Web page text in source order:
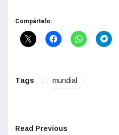
Compártelo:
Tags : mundial
Read Previous